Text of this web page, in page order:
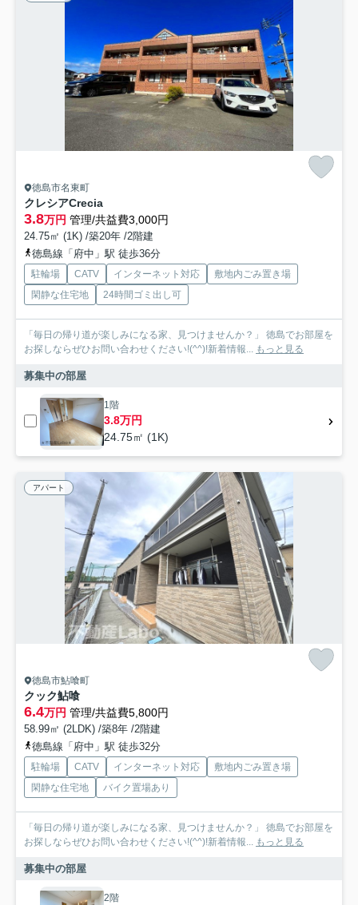
徳島市名東町
クレシアCrecia
3.8万円 管理/共益費3,000円
24.75㎡ (1K) /築20年 /2階建
徳島線「府中」駅 徒歩36分
駐輪場 CATV インターネット対応
敷地内ごみ置き場
閑静な住宅地
24時間ゴミ出し可
「毎日の帰り道が楽しみになる家、見つけませんか？」 徳島でお部屋を
お探しならぜひお問い合わせください!(^^)!新着情報...
もっと見る
募集中の部屋
1階
3.8万円
24.75㎡ (1K)
アパート
徳島市鮎喰町
クック鮎喰
6.4万円 管理/共益費5,800円
58.99㎡ (2LDK) /築8年 /2階建
徳島線「府中」駅 徒歩32分
駐輪場 CATV インターネット対応
敷地内ごみ置き場
閑静な住宅地
バイク置場あり
「毎日の帰り道が楽しみになる家、見つけませんか？」 徳島でお部屋を
お探しならぜひお問い合わせください!(^^)!新着情報...
もっと見る
募集中の部屋
2階